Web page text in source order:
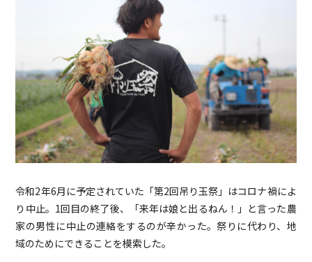
令和2年6月に予定されていた「第2回吊り玉祭」はコロナ禍によ
り中止。1回目の終了後、「来年は娘と出るねん！」と言った農
家の男性に中止の連絡をするのが辛かった。祭りに代わり、地
域のためにできることを模索した。